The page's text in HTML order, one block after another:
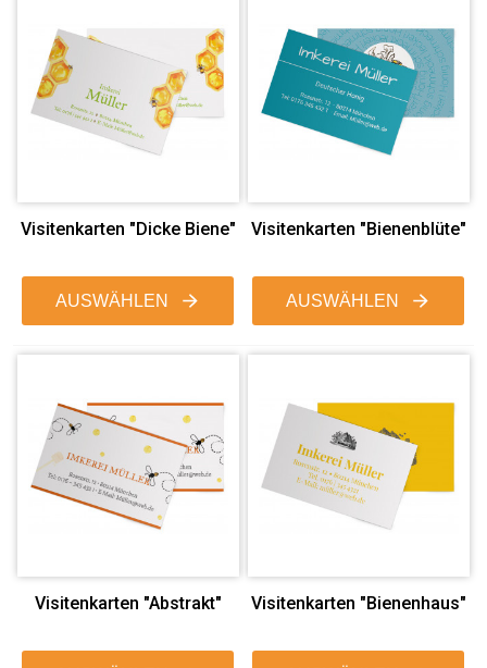
Visitenkarten "Dicke Biene"
AUSWÄHLEN
Visitenkarten "Bienenblüte"
AUSWÄHLEN
Visitenkarten "Abstrakt" Visitenkarten "Bienenhaus"